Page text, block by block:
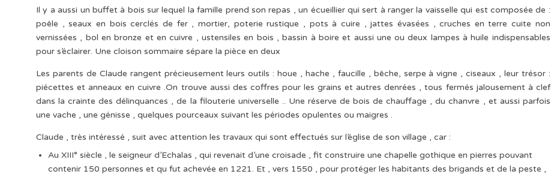
Il y a aussi un buffet à bois sur lequel la famille prend son repas , un écueillier qui sert à ranger la vaisselle qui est composée de :
poêle , seaux en bois cerclés de fer , mortier, poterie rustique , pots à cuire , jattes évasées , cruches en terre cuite non
vernissées , bol en bronze et en cuivre , ustensiles en bois , bassin à boire et aussi une ou deux lampes à huile indispensables
pour s’éclairer. Une cloison sommaire sépare la pièce en deux
Les parents de Claude rangent précieusement leurs outils : houe , hache , faucille , bêche, serpe à vigne , ciseaux , leur trésor :
piécettes et anneaux en cuivre .On trouve aussi des coffres pour les grains et autres denrées , tous fermés jalousement à clef
dans la crainte des délinquances , de la filouterie universelle .. Une réserve de bois de chauffage , du chanvre , et aussi parfois
une vache , une génisse , quelques pourceaux suivant les périodes opulentes ou maigres .
Claude , très intéressé , suit avec attention les travaux qui sont effectués sur l’église de son village , car :
Au XIII° siècle , le seigneur d’Echalas , qui revenait d’une croisade , fit construire une chapelle gothique en pierres pouvant
contenir 150 personnes et qu fut achevée en 1221. Et , vers 1550 , pour protéger les habitants des brigands et de la peste ,